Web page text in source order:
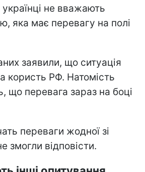
не вважають
яка має перевагу на полі
заявили, що ситуація
користь РФ. Натомість
що перевага зараз на боці
переваги жодної зі
змогли відповісти.